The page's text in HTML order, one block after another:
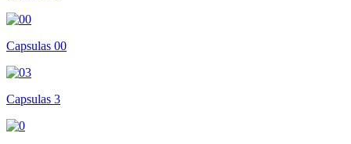
Capsulas 00
Capsulas 3